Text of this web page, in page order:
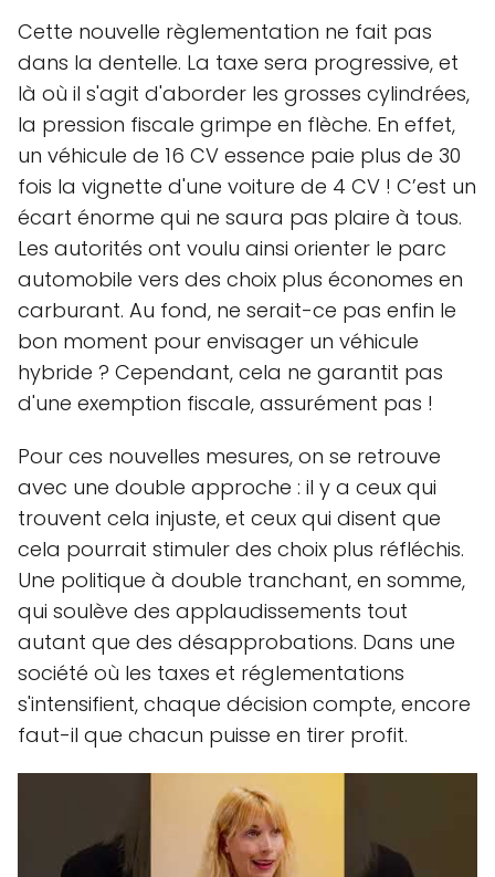
Cette nouvelle règlementation ne fait pas
dans la dentelle. La taxe sera progressive, et
là où il s'agit d'aborder les grosses cylindrées,
la pression fiscale grimpe en flèche. En effet,
un véhicule de 16 CV essence paie plus de 30
fois la vignette d'une voiture de 4 CV ! C’est un
écart énorme qui ne saura pas plaire à tous.
Les autorités ont voulu ainsi orienter le parc
automobile vers des choix plus économes en
carburant. Au fond, ne serait-ce pas enfin le
bon moment pour envisager un véhicule
hybride ? Cependant, cela ne garantit pas
d'une exemption fiscale, assurément pas !
Pour ces nouvelles mesures, on se retrouve
avec une double approche : il y a ceux qui
trouvent cela injuste, et ceux qui disent que
cela pourrait stimuler des choix plus réfléchis.
Une politique à double tranchant, en somme,
qui soulève des applaudissements tout
autant que des désapprobations. Dans une
société où les taxes et réglementations
s'intensifient, chaque décision compte, encore
faut-il que chacun puisse en tirer profit.